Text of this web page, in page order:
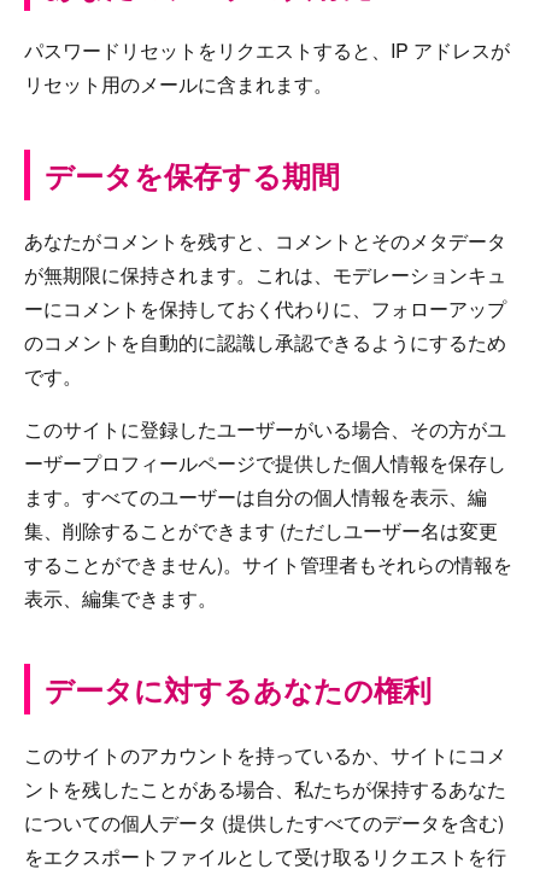
パスワードリセットをリクエストすると、IP アドレスが
リセット用のメールに含まれます。
データを保存する期間
あなたがコメントを残すと、コメントとそのメタデータ
が無期限に保持されます。これは、モデレーションキュ
ーにコメントを保持しておく代わりに、フォローアップ
のコメントを自動的に認識し承認できるようにするため
です。
このサイトに登録したユーザーがいる場合、その方がユ
ーザープロフィールページで提供した個人情報を保存し
ます。すべてのユーザーは自分の個人情報を表示、編
集、削除することができます (ただしユーザー名は変更
することができません)。サイト管理者もそれらの情報を
表示、編集できます。
データに対するあなたの権利
このサイトのアカウントを持っているか、サイトにコメ
ントを残したことがある場合、私たちが保持するあなた
についての個人データ (提供したすべてのデータを含む)
をエクスポートファイルとして受け取るリクエストを行